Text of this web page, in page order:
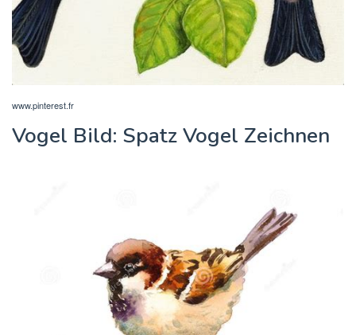
www.pinterest.fr
Vogel Bild: Spatz Vogel Zeichnen